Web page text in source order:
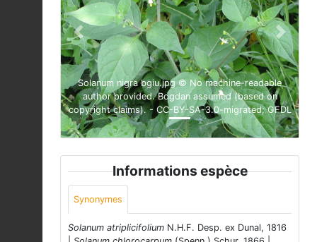
Solanum nigra bgiu.jpg © No machine-readable
author provided. Bogdan assumed (based on
copyright claims). - CC-BY-SA-3.0-migrated; GFDL
Previous Next
Informations espèce
Synonymes
Solanum atriplicifolium N.H.F. Desp. ex Dunal, 1816